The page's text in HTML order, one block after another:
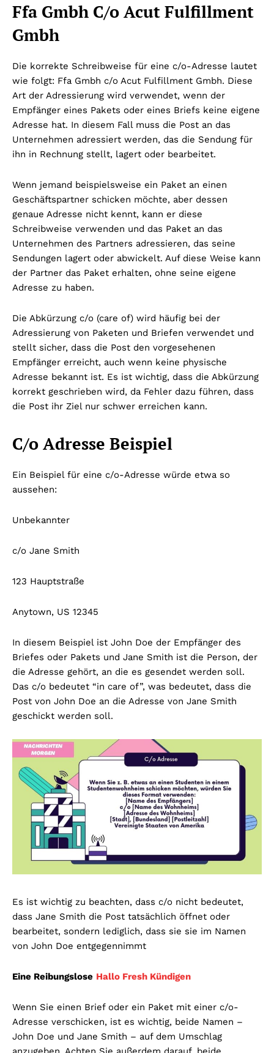
Ffa Gmbh C/o Acut Fulfillment
Gmbh
Die korrekte Schreibweise für eine c/o-Adresse lautet
wie folgt: Ffa Gmbh c/o Acut Fulfillment Gmbh. Diese
Art der Adressierung wird verwendet, wenn der
Empfänger eines Pakets oder eines Briefs keine eigene
Adresse hat. In diesem Fall muss die Post an das
Unternehmen adressiert werden, das die Sendung für
ihn in Rechnung stellt, lagert oder bearbeitet.
Wenn jemand beispielsweise ein Paket an einen
Geschäftspartner schicken möchte, aber dessen
genaue Adresse nicht kennt, kann er diese
Schreibweise verwenden und das Paket an das
Unternehmen des Partners adressieren, das seine
Sendungen lagert oder abwickelt. Auf diese Weise kann
der Partner das Paket erhalten, ohne seine eigene
Adresse zu haben.
Die Abkürzung c/o (care of) wird häufig bei der
Adressierung von Paketen und Briefen verwendet und
stellt sicher, dass die Post den vorgesehenen
Empfänger erreicht, auch wenn keine physische
Adresse bekannt ist. Es ist wichtig, dass die Abkürzung
korrekt geschrieben wird, da Fehler dazu führen, dass
die Post ihr Ziel nur schwer erreichen kann.
C/o Adresse Beispiel
Ein Beispiel für eine c/o-Adresse würde etwa so
aussehen:
Unbekannter
c/o Jane Smith
123 Hauptstraße
Anytown, US 12345
In diesem Beispiel ist John Doe der Empfänger des
Briefes oder Pakets und Jane Smith ist die Person, der
die Adresse gehört, an die es gesendet werden soll.
Das c/o bedeutet “in care of”, was bedeutet, dass die
Post von John Doe an die Adresse von Jane Smith
geschickt werden soll.
Es ist wichtig zu beachten, dass c/o nicht bedeutet,
dass Jane Smith die Post tatsächlich öffnet oder
bearbeitet, sondern lediglich, dass sie sie im Namen
von John Doe entgegennimmt
Eine Reibungslose Hallo Fresh Kündigen
Wenn Sie einen Brief oder ein Paket mit einer c/o-
Adresse verschicken, ist es wichtig, beide Namen –
John Doe und Jane Smith – auf dem Umschlag